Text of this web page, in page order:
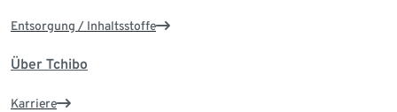
Entsorgung / Inhaltsstoffe
Über Tchibo
Karriere